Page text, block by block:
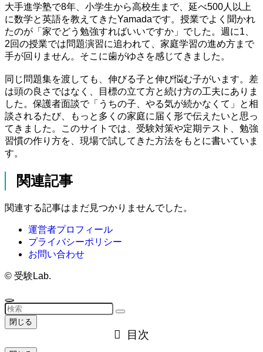
大手進学塾で8年、小学生から高校生まで、延べ500人以上
に数学と英語を教えてきたYamadaです。授業でよく聞かれ
たのが「家でどう勉強すればいいですか」でした。週に1、
2回の授業では問題演習に追われて、家庭学習の進め方まで
手が回りません。そこに歯がゆさを感じてきました。
同じ問題集を渡しても、伸びる子と伸び悩む子がいます。差
は頭の良さではなく、目標の立て方と続け方の工夫にありま
した。保護者面談で「うちの子、やる気が続かなくて」と相
談されるたび、もっと多くの家庭に届く形で伝えたいと思っ
てきました。このサイトでは、受験対策や定期テスト、勉強
習慣の作り方を、現場で試してきた方法をもとに書いていま
す。
関連記事
関連する記事はまだ見つかりませんでした。
運営者プロフィール
プライバシーポリシー
お問い合わせ
© 受験Lab.
閉じる
目次